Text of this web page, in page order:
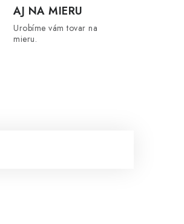
AJ NA MIERU
Urobíme vám tovar na
mieru.